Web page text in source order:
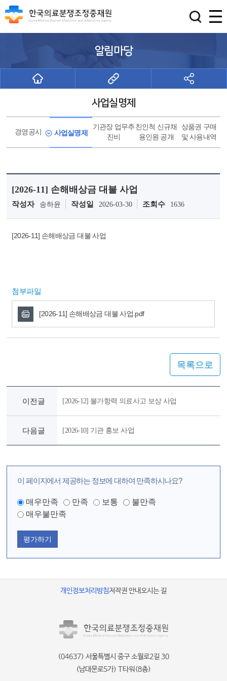
알림마당
사업실명제
경영공시 사업실명제
기관장 업무추
진비
친인척 신규채
용인원 공개
상품권 구매
및 사용내역
[2026-11] 손해배상금 대불 사업
작성자 송하윤 작성일 2026-03-30 조회수 1636
[2026-11] 손해배상금 대불 사업
첨부파일
[2026-11] 손해배상금 대불 사업.pdf
목록으로
이전글 [2026-12] 불가항력 의료사고 보상 사업
다음글 [2026-10] 기관 홍보 사업
이 페이지에서 제공하는 정보에 대하여 만족하시나요?
매우만족 만족 보통
불만족
매우불만족
평가하기
개인정보처리방침저작권 안내오시는 길
(04637) 서울특별시 중구 소월로2길 30
(남대문로5가) T타워(8층)